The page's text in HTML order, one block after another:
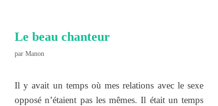
Le beau chanteur
par Manon
Il y avait un temps où mes relations avec le sexe
opposé n’étaient pas les mêmes. Il était un temps